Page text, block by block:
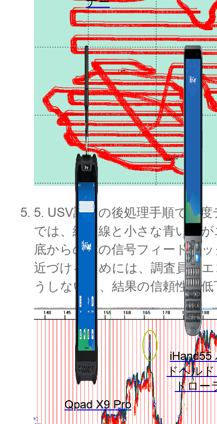
Qpad X9 Pro
iHand55
ドヘル
トロー
5. USV調査の後処理手順で深
では、緑の線と小さな青い泡
底からの真の信号フィードバ
近づけるためには、調査員は
うしないと、結果の信頼性が